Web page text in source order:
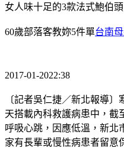
女人味十足的3款法式鮑伯頭
60歲部落客教妳5件單台南
2017-01-2022:38
〔記者吳仁捷／新北報導
天搭載內科救護病患中，截
呼吸心跳，因應低溫，新北
家有長輩或慢性病患者留意